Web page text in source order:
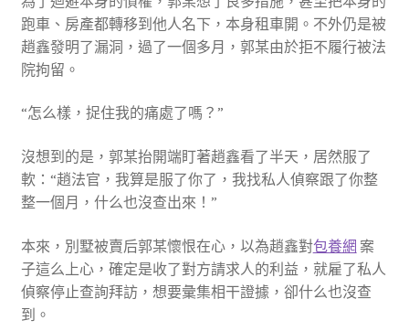
跑車、房產都轉移到他人名下，本身租車開。不外仍是被
趙鑫發明了漏洞，過了一個多月，郭某由於拒不履行被法
院拘留。
“怎么樣，捉住我的痛處了嗎？”
沒想到的是，郭某抬開端盯著趙鑫看了半天，居然服了
軟：“趙法官，我算是服了你了，我找私人偵察跟了你整
整一個月，什么也沒查出來！”
本來，別墅被賣后郭某懷恨在心，以為趙鑫對包養網 案
子這么上心，確定是收了對方請求人的利益，就雇了私人
偵察停止查詢拜訪，想要彙集相干證據，卻什么也沒查
到。